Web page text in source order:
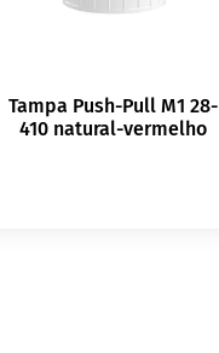
Tampa Push-Pull M1 28-
410 natural-vermelho